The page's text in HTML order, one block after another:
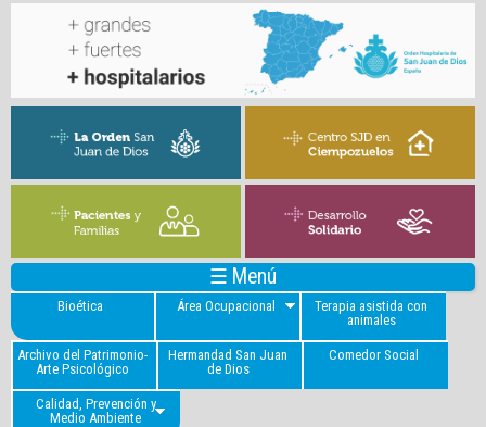
☰ Menú
Bioética Área Ocupacional
Terapia asistida con
animales
Archivo del Patrimonio-
Arte Psicológico
Hermandad San Juan
de Dios
Comedor Social
Calidad, Prevención y
Medio Ambiente